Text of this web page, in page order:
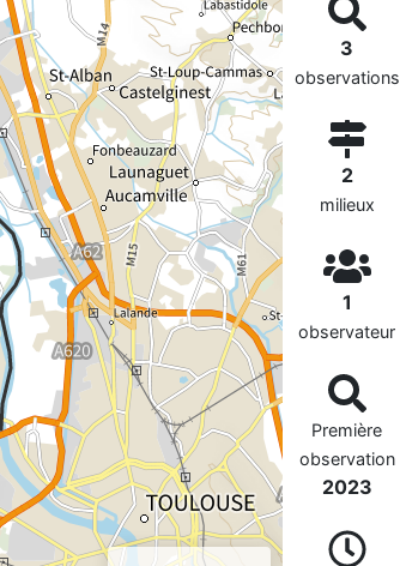
3
observations
2
milieux
1
observateur
Première
observation
2023